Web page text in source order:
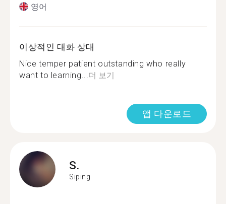
영어
이상적인 대화 상대
Nice temper patient outstanding who really
want to learning... 더 보기
앱 다운로드
S.
Siping